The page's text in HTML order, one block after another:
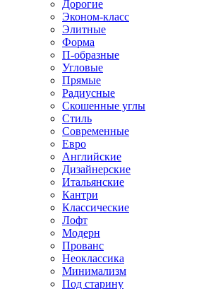
Дорогие
Эконом-класс
Элитные
Форма
П-образные
Угловые
Прямые
Радиусные
Скошенные углы
Стиль
Современные
Евро
Английские
Дизайнерские
Итальянские
Кантри
Классические
Лофт
Модерн
Прованс
Неоклассика
Минимализм
Под старину